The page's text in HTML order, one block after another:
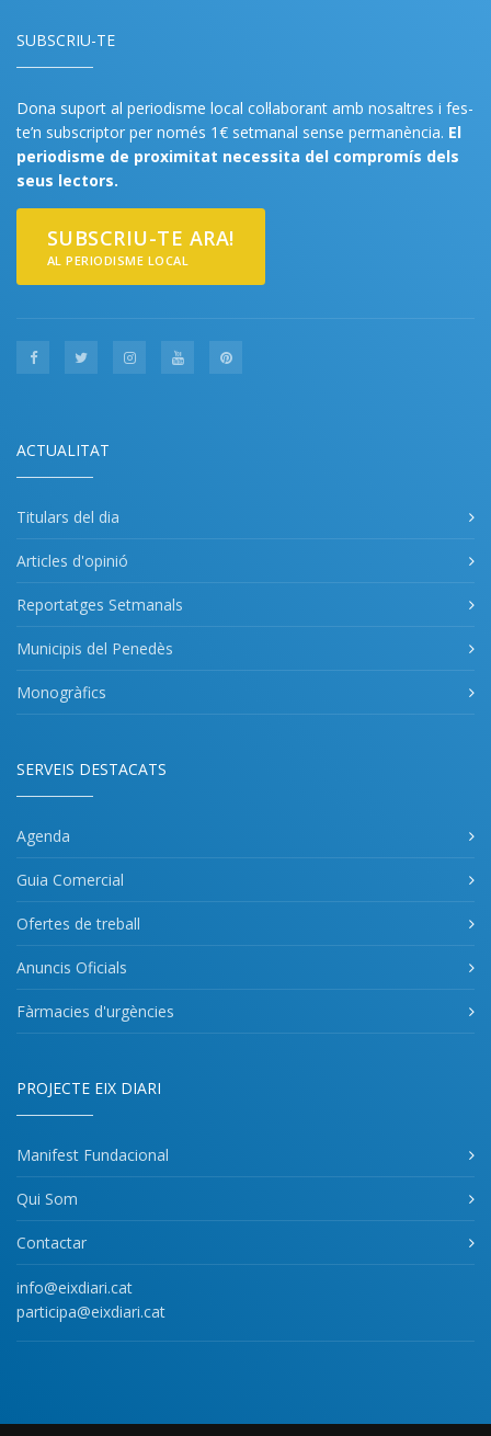
SUBSCRIU-TE
Dona suport al periodisme local col·laborant amb nosaltres i fes-
te’n subscriptor per només 1€ setmanal sense permanència. El
periodisme de proximitat necessita del compromís dels
seus lectors.
SUBSCRIU-TE ARA!
AL PERIODISME LOCAL
ACTUALITAT
Titulars del dia
Articles d'opinió
Reportatges Setmanals
Municipis del Penedès
Monogràfics
SERVEIS DESTACATS
Agenda
Guia Comercial
Ofertes de treball
Anuncis Oficials
Fàrmacies d'urgències
PROJECTE EIX DIARI
Manifest Fundacional
Qui Som
Contactar
info@eixdiari.cat
participa@eixdiari.cat